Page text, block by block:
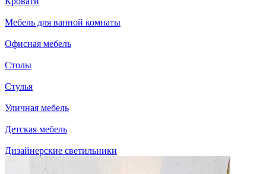
Мебель для ванной комнаты
Офисная мебель
Столы
Стулья
Уличная мебель
Детская мебель
Дизайнерские светильники